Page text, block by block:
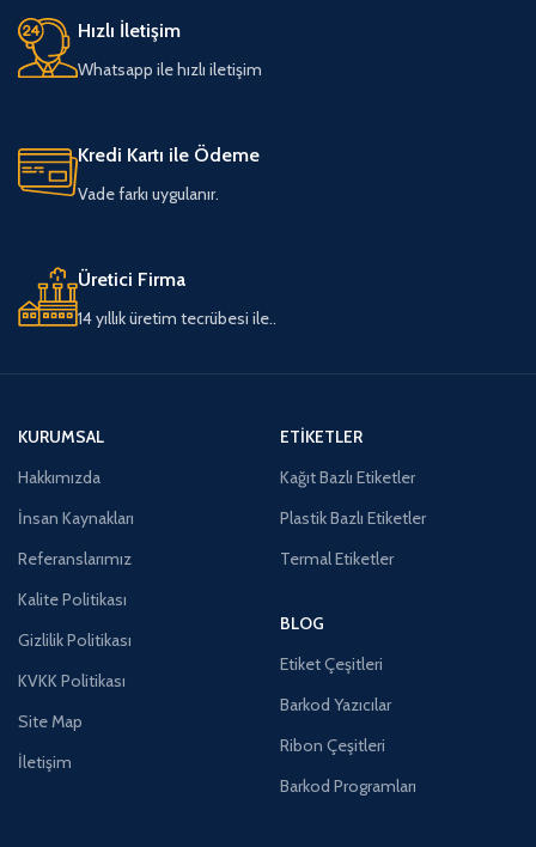
Hızlı İletişim
Whatsapp ile hızlı iletişim
Kredi Kartı ile Ödeme
Vade farkı uygulanır.
Üretici Firma
14 yıllık üretim tecrübesi ile..
KURUMSAL
Hakkımızda
İnsan Kaynakları
Referanslarımız
Kalite Politikası
Gizlilik Politikası
KVKK Politikası
Site Map
İletişim
ETIKETLER
Kağıt Bazlı Etiketler
Plastik Bazlı Etiketler
Termal Etiketler
BLOG
Etiket Çeşitleri
Barkod Yazıcılar
Ribon Çeşitleri
Barkod Programları